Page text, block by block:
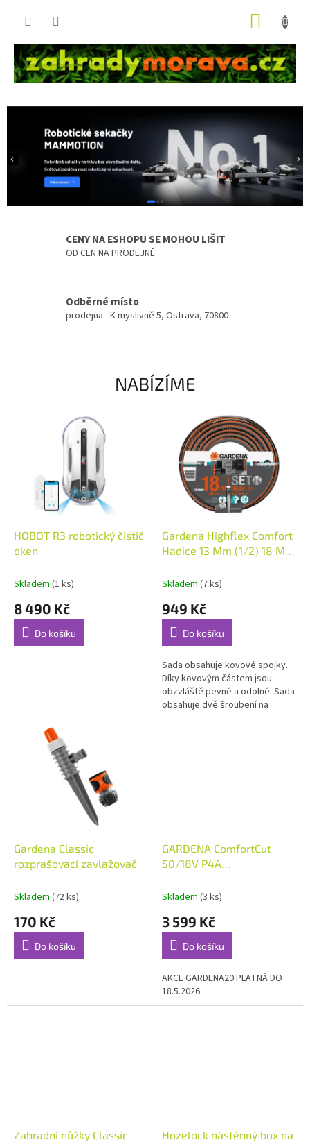
V
e
t
CENY NA ESHOPU SE MOHOU LIŠIT
OD CEN NA PRODEJNĚ
Odběrné místo
prodejna - K myslivně 5, Ostrava, 70800
NABÍZÍME
HOBOT R3 robotický čistič
oken
Skladem (1 ks)
8 490 Kč
Do košíku
Gardena Highflex Comfort
Hadice 13 Mm (1/2) 18 M -
Skladem (7 ks)
949 Kč
Do košíku
Sada obsahuje kovové spojky.
Díky kovovým částem jsou
obzvláště pevné a odolné. Sada
obsahuje dvě šroubení na
vodovodní kohoutek,
Gardena Classic
rozprašovací zavlažovač
Skladem (72 ks)
170 Kč
Do košíku
GARDENA ComfortCut
50/18V P4A
živý plot, sada 14730-20
Skladem (3 ks)
3 599 Kč
Do košíku
AKCE GARDENA20 PLATNÁ DO
18.5.2026
Zahradní nůžky Classic
Hozelock nástěnný box na